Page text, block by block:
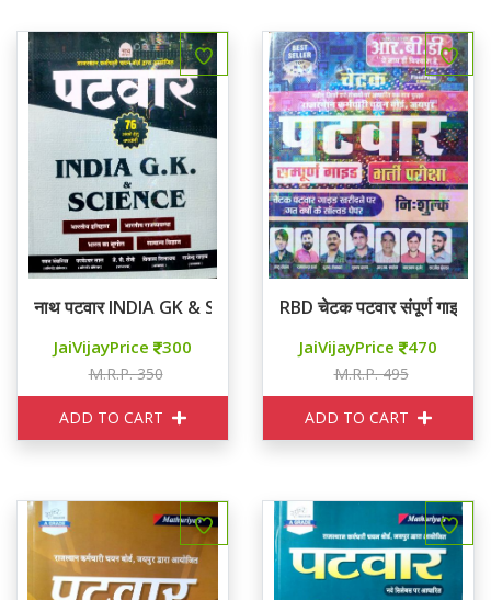
नाथ पटवार INDIA GK & SCIENCE
JaiVijayPrice 300
M.R.P. 350
ADD TO CART
RBD चेटक पटवार संपूर्ण गाइड
JaiVijayPrice 470
M.R.P. 495
ADD TO CART